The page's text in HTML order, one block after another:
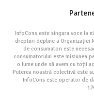
InfoCons este singura voce la
drepturi depline a Organizației
de consumatori este
consumatorului este misiunea
o lume unde să avem cu toții
Puterea noastră colectivă este
InfoCons este operator de